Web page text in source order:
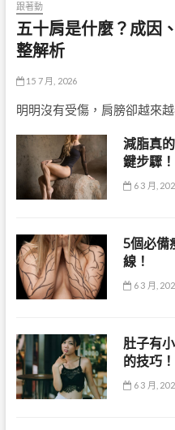
跟著動
五十肩是什麼？成因
整解析
15 7 月, 2026
明明沒有受傷，肩膀卻越來
減脂真
鍵步驟！
6 3 月,
5個必備
線！
6 3 月,
肚子有
的技巧！
6 3 月,